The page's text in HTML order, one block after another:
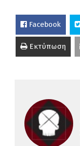
Facebook
Εκτύπωση